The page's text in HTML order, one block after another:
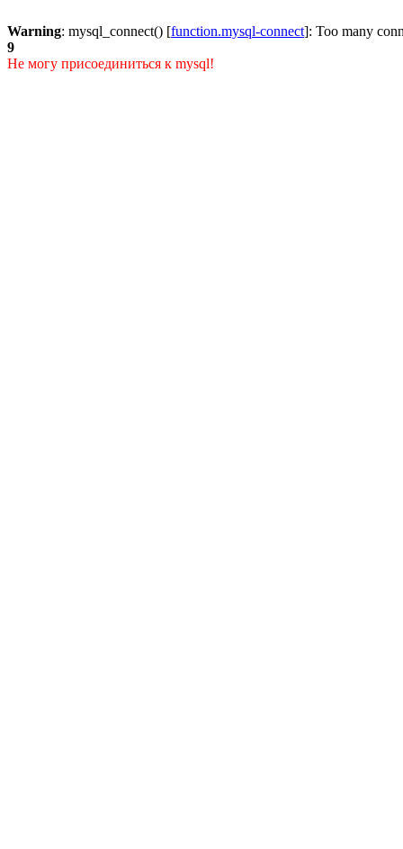
Warning: mysql_connect() [function.mysql-connect]: Too many
9
Не могу присоединиться к mysql!